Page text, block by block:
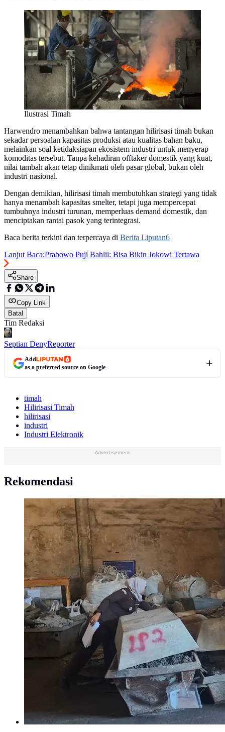
Ilustrasi Timah
Harwendro menambahkan bahwa tantangan hilirisasi timah bukan
sekadar persoalan kapasitas produksi atau kualitas bahan baku,
melainkan soal ketidaksiapan ekosistem industri untuk menyerap
komoditas tersebut. Tanpa kehadiran offtaker domestik yang kuat,
nilai tambah akan tetap dinikmati oleh pasar global, bukan oleh
industri nasional.
Dengan demikian, hilirisasi timah membutuhkan strategi yang tidak
hanya menambah kapasitas smelter, tetapi juga mempercepat
tumbuhnya industri turunan, memperluas demand domestik, dan
menciptakan rantai pasok yang terintegrasi.
Baca berita terkini dan terpercaya di Berita Liputan6
Lanjut Baca:Prabowo Puji Bahlil: Bisa Bikin Jokowi Tertawa
Share
Copy Link
Batal
Tim Redaksi
Septian DenyReporter
Add
as a preferred source on Google
timah
Hilirisasi Timah
hilirisasi
industri
Industri Elektronik
Advertisement
Rekomendasi